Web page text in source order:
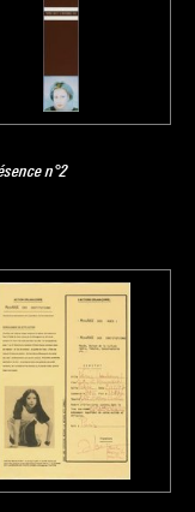
n°2